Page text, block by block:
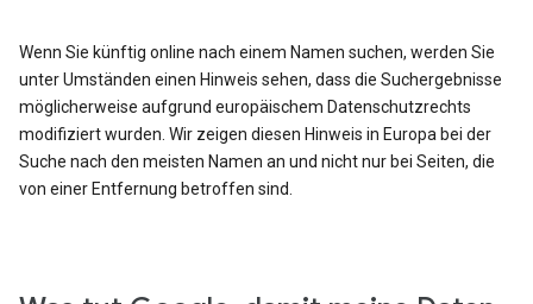
Wenn Sie künftig online nach einem Namen suchen, werden Sie
unter Umständen einen Hinweis sehen, dass die Suchergebnisse
möglicherweise aufgrund europäischem Datenschutzrechts
modifiziert wurden. Wir zeigen diesen Hinweis in Europa bei der
Suche nach den meisten Namen an und nicht nur bei Seiten, die
von einer Entfernung betroffen sind.